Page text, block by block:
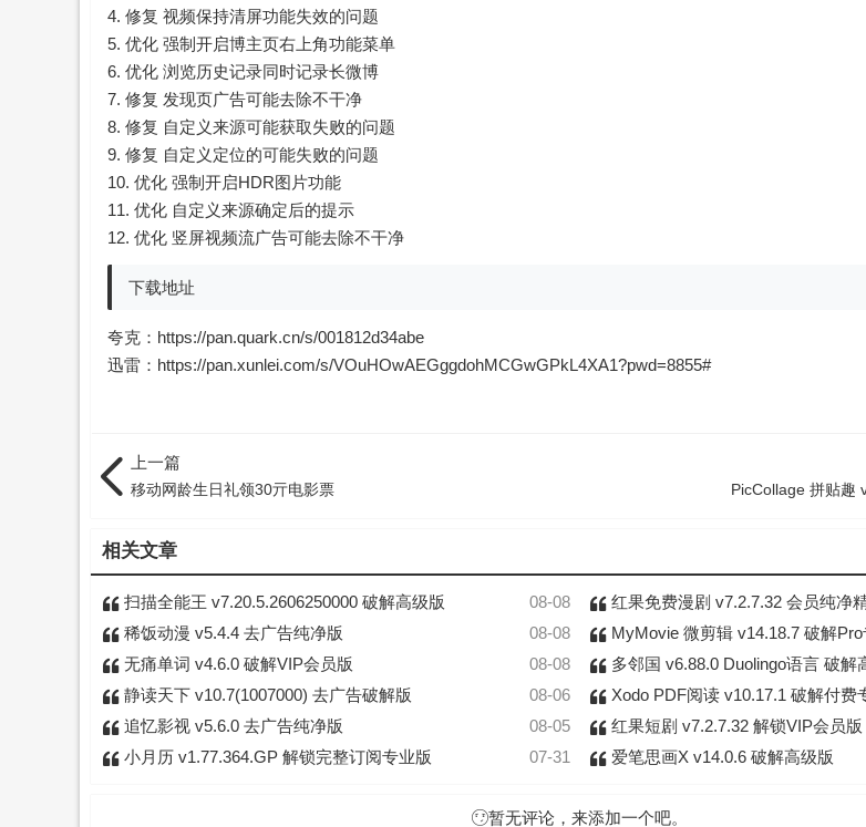
4. 修复 视频保持清屏功能失效的问题
5. 优化 强制开启博主页右上角功能菜单
6. 优化 浏览历史记录同时记录长微博
7. 修复 发现页广告可能去除不干净
8. 修复 自定义来源可能获取失败的问题
9. 修复 自定义定位的可能失败的问题
10. 优化 强制开启HDR图片功能
11. 优化 自定义来源确定后的提示
12. 优化 竖屏视频流广告可能去除不干净
下载地址
夸克： https://pan.quark.cn/s/001812d34abe
迅雷： https://pan.xunlei.com/s/VOuHOwAEGggdohMCGwGPkL4XA1?pwd=8855#
上一篇
移动网龄生日礼领30亓电影票 PicCollage 拼贴趣
相关文章
08-08
扫描全能王 v7.20.5.2606250000 破解高级版
红果免费漫剧 v7.2.7.32 会员纯净
08-08
稀饭动漫 v5.4.4 去广告纯净版
MyMovie 微剪辑 v14.18.7 破解Pro
08-08
无痛单词 v4.6.0 破解VIP会员版
多邻国 v6.88.0 Duolingo语言 破解
08-06
静读天下 v10.7(1007000) 去广告破解版
Xodo PDF阅读 v10.17.1 破解付费
08-05
追忆影视 v5.6.0 去广告纯净版
红果短剧 v7.2.7.32 解锁VIP会员版
07-31
小月历 v1.77.364.GP 解锁完整订阅专业版 爱笔思画X v14.0.6 破解高级版
暂无评论，来添加一个吧。